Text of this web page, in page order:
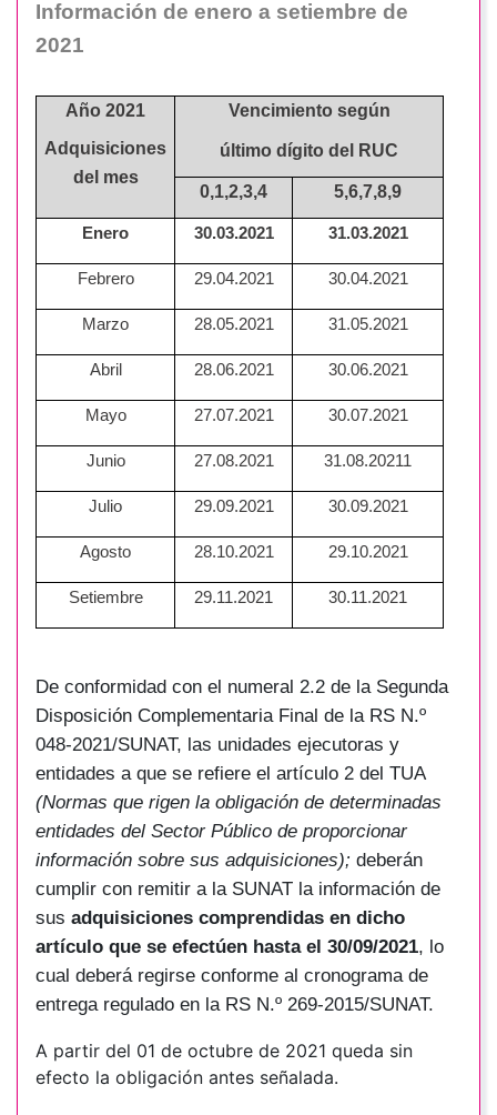
Información de enero a setiembre de
2021
Año 2021
Adquisiciones
del mes
Vencimiento según
último dígito del RUC
0,1,2,3,4 5,6,7,8,9
Enero 30.03.2021 31.03.2021
Febrero 29.04.2021 30.04.2021
Marzo 28.05.2021 31.05.2021
Abril 28.06.2021 30.06.2021
Mayo 27.07.2021 30.07.2021
Junio 27.08.2021 31.08.20211
Julio 29.09.2021 30.09.2021
Agosto 28.10.2021 29.10.2021
Setiembre 29.11.2021 30.11.2021
De conformidad con el numeral 2.2 de la Segunda
Disposición Complementaria Final de la RS N.º
048-2021/SUNAT, las unidades ejecutoras y
entidades a que se refiere el artículo 2 del TUA
(Normas que rigen la obligación de determinadas
entidades del Sector Público de proporcionar
información sobre sus adquisiciones); deberán
cumplir con remitir a la SUNAT la información de
sus adquisiciones comprendidas en dicho
artículo que se efectúen hasta el 30/09/2021, lo
cual deberá regirse conforme al cronograma de
entrega regulado en la RS N.º 269-2015/SUNAT.
A partir del 01 de octubre de 2021 queda sin
efecto la obligación antes señalada.